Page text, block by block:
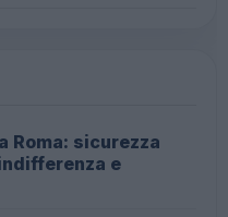
Roma: sicurezza
e